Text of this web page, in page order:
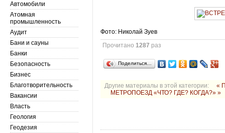
Фото: Николай Зуев
Прочитано1287 раз
Поделиться…
Другие материалы в этой категории:
«
МЕТРОПОЕЗД «ЧТО? ГДЕ? КОГДА?» »
Автомобили
Атомная
промышленность
Аудит
Бани и сауны
Банки
Безопасность
Бизнес
Благотворительность
Вакансии
Власть
Геология
Геодезия